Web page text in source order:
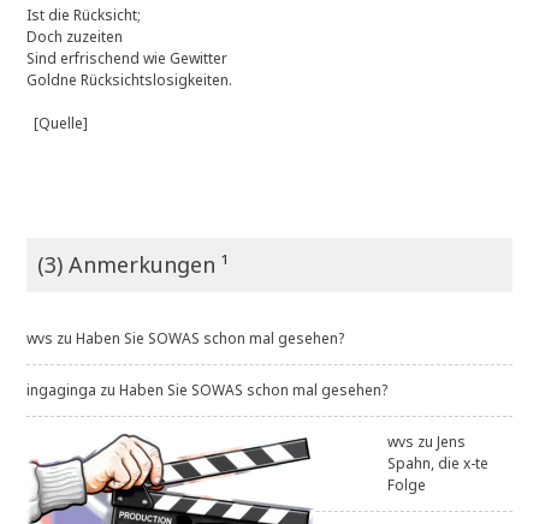
Ist die Rücksicht;
Doch zuzeiten
Sind erfrischend wie Gewitter
Goldne Rücksichtslosigkeiten.
[Quelle]
(3) Anmerkungen ¹
wvs zuHaben Sie SOWAS schon mal gesehen?
ingaginga zuHaben Sie SOWAS schon mal gesehen?
wvs zuJens
Spahn, die x-te
Folge